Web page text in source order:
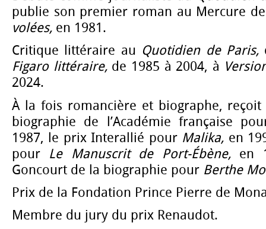
publie son premier roman au Mercure
volées, en 1981.
Critique littéraire au Quotidien de Paris,
Figaro littéraire,de 1985 à 2004, à
2024.
À la fois romancière et biographe,
biographie de l’Académie française
1987, le prix Interallié pour Malika, en
pour Le Manuscrit de Port-Ébène, en
Goncourt de la biographie pour Berthe
Prix de la Fondation Prince Pierre de
Membre du jury du prix Renaudot.